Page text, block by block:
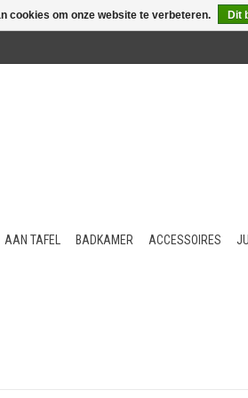
AAN TAFEL BADKAMER ACCESSOIRES
cookies om onze website te verbeteren. Dit